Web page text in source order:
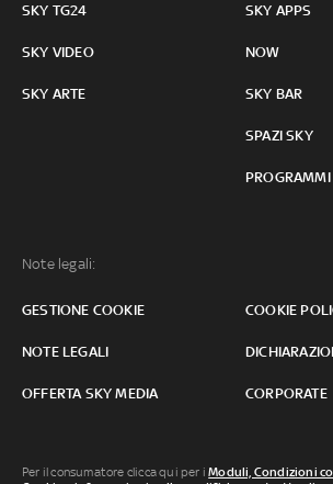
SKY TG24
SKY VIDEO
SKY ARTE
SKY APPS
NOW
SKY BAR
SPAZI SKY
PROGRAMMI
Note legali:
GESTIONE COOKIE COOKIE
NOTE LEGALI
OFFERTA SKY MEDIA CORPORATE
Per il consumatore clicca qui per iModuli, Condizioni